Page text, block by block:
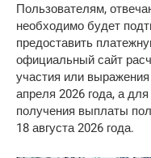
Пользователям,
необходимо будет
предоставить
официальный сайт
участия или
апреля 2026 года, а
получения выплаты
18 августа 2026 года.